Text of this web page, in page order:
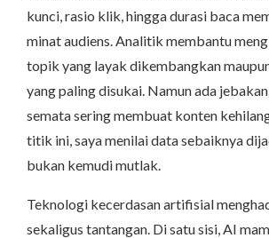
kunci, rasio klik, hingga durasi baca
minat audiens. Analitik membantu
topik yang layak dikembangkan
yang paling disukai. Namun ada
semata sering membuat konten
titik ini, saya menilai data sebaiknya
bukan kemudi mutlak.
Teknologi kecerdasan artifisial
sekaligus tantangan. Di satu sisi, AI